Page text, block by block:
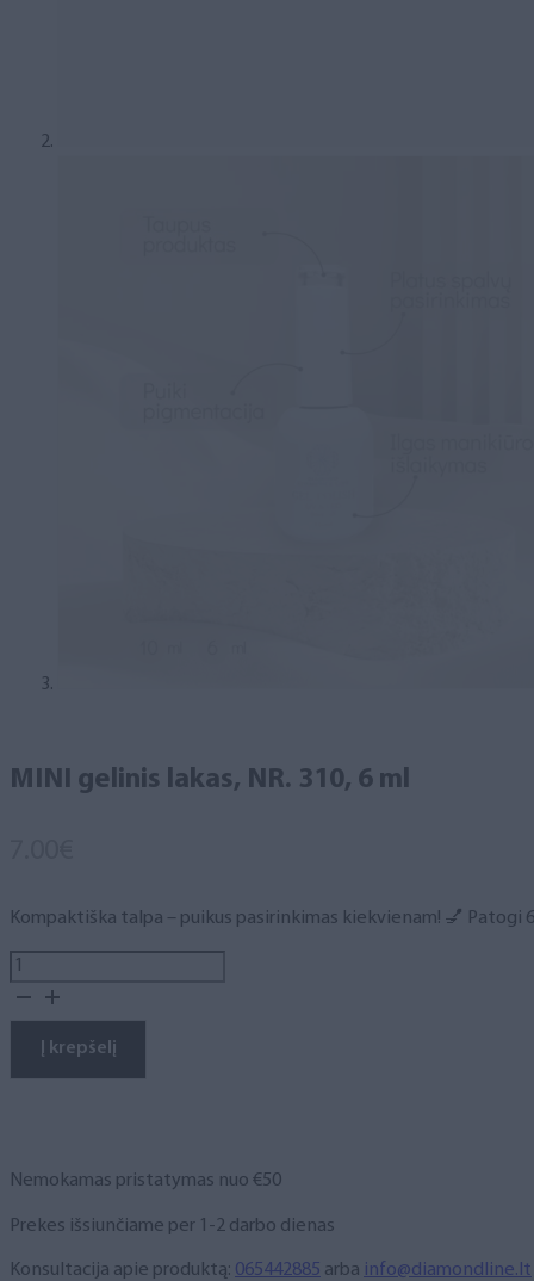
MINI gelinis lakas, NR. 310, 6 ml
Kompaktiška talpa – puikus pasirinkimas kiekvienam! 💅
produkto
kiekis:
gelinis
lakas,
Į krepšelį
Nemokamas pristatymas nuo €50
Prekes išsiunčiame per 1-2 darbo dienas
Konsultacija apie produktą: 065442885 arba info@diamondline.lt